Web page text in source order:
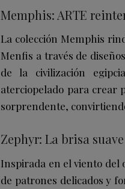
Memphis: ARTE
La colección Memphis
Menfis a través de
de la civilización
aterciopelado para crear
sorprendente,
Zephyr: La brisa
Inspirada en el viento del
de patrones delicados y